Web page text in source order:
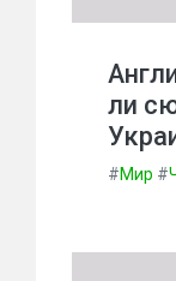
ли
#Мир #